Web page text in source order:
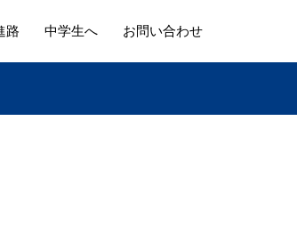
路 中学生へ お問い合わせ